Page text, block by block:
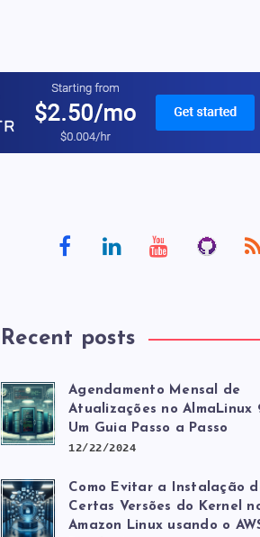
Recent posts
Agendamento Mensal de
Atualizações no AlmaLinux
Um Guia Passo a Passo
12/22/2024
Como Evitar a Instalação
Certas Versões do Kernel
Amazon Linux usando o